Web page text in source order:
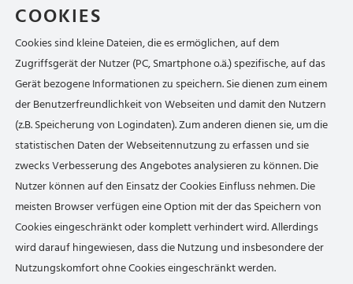
COOKIES
Cookies sind kleine Dateien, die es ermöglichen, auf dem
Zugriffsgerät der Nutzer (PC, Smartphone o.ä.) spezifische, auf das
Gerät bezogene Informationen zu speichern. Sie dienen zum einem
der Benutzerfreundlichkeit von Webseiten und damit den Nutzern
(z.B. Speicherung von Logindaten). Zum anderen dienen sie, um die
statistischen Daten der Webseitennutzung zu erfassen und sie
zwecks Verbesserung des Angebotes analysieren zu können. Die
Nutzer können auf den Einsatz der Cookies Einfluss nehmen. Die
meisten Browser verfügen eine Option mit der das Speichern von
Cookies eingeschränkt oder komplett verhindert wird. Allerdings
wird darauf hingewiesen, dass die Nutzung und insbesondere der
Nutzungskomfort ohne Cookies eingeschränkt werden.